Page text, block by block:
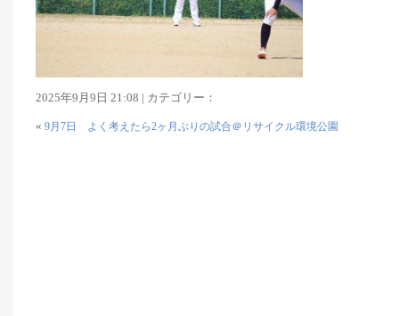
2025年9月9日 21:08 | カテゴリー：
« 9月7日 よく考えたら2ヶ月ぶりの試合＠リサイクル環境公園